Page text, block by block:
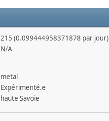
215 (0.099444958371878 par jour)
N/A
metal
Expérimenté.e
haute Savoie